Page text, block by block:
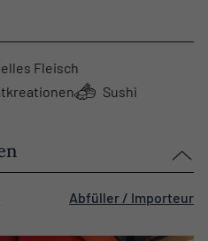
Fleisch
Sushi
Abfüller / Importeur